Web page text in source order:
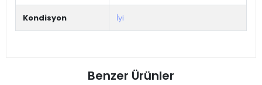
Kondisyon İyi
Benzer Ürünler